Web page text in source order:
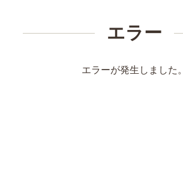
エラー
エラーが発生しました。